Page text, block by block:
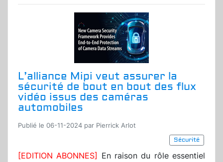
L’alliance Mipi veut assurer la
sécurité de bout en bout des flux
vidéo issus des caméras
automobiles
Publié le 06-11-2024 par Pierrick Arlot
Sécurité
[EDITION ABONNES] En raison du rôle essentiel